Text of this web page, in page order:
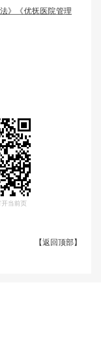
》《优抚医院管理
当前页
【返回顶部 】